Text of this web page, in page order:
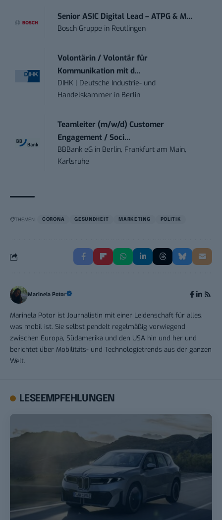
Senior ASIC Digital Lead – ATPG & M...
Bosch Gruppe in Reutlingen
Volontärin / Volontär für
Kommunikation mit d...
DIHK | Deutsche Industrie- und
Handelskammer in Berlin
Teamleiter (m/w/d) Customer
Engagement / Soci...
BBBank eG in Berlin, Frankfurt am Main,
Karlsruhe
THEMEN: CORONA GESUNDHEIT MARKETING POLITIK
Marinela Potor
Marinela Potor ist Journalistin mit einer Leidenschaft für alles,
was mobil ist. Sie selbst pendelt regelmäßig vorwiegend
zwischen Europa, Südamerika und den USA hin und her und
berichtet über Mobilitäts- und Technologietrends aus der ganzen
Welt.
LESEEMPFEHLUNGEN